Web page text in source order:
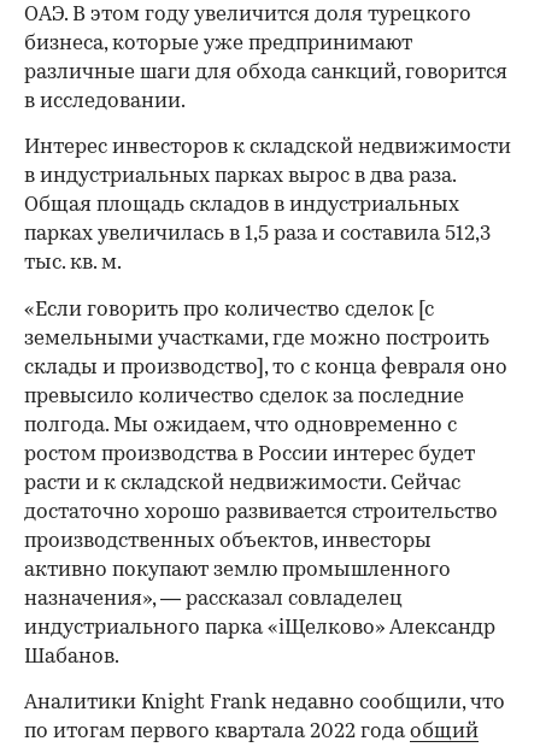
ОАЭ. В этом году увеличится доля турецкого
бизнеса, которые уже предпринимают
различные шаги для обхода санкций, говорится
в исследовании.
Интерес инвесторов к складской недвижимости
в индустриальных парках вырос в два раза.
Общая площадь складов в индустриальных
парках увеличилась в 1,5 раза и составила 512,3
тыс. кв. м.
00:00 / 00:00
«Если говорить про количество сделок [с
земельными участками, где можно построить
склады и производство], то с конца февраля оно
превысило количество сделок за последние
полгода. Мы ожидаем, что одновременно с
ростом производства в России интерес будет
расти и к складской недвижимости. Сейчас
достаточно хорошо развивается строительство
производственных объектов, инвесторы
активно покупают землю промышленного
назначения», — рассказал совладелец
индустриального парка «iЩелково» Александр
Шабанов.
Аналитики Knight Frank недавно сообщили, что
по итогам первого квартала 2022 годаобщий